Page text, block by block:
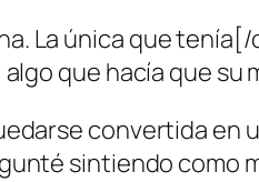
La única que
que hacía que
convertida en
sintiendo como